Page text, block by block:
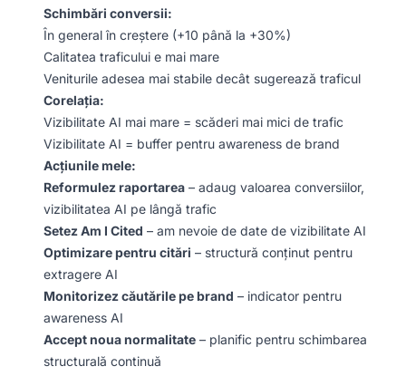
Schimbări conversii:
În general în creștere (+10 până la +30%)
Calitatea traficului e mai mare
Veniturile adesea mai stabile decât sugerează traficul
Corelația:
Vizibilitate AI mai mare = scăderi mai mici de trafic
Vizibilitate AI = buffer pentru awareness de brand
Acțiunile mele:
Reformulez raportarea – adaug valoarea conversiilor,
vizibilitatea AI pe lângă trafic
Setez Am I Cited – am nevoie de date de vizibilitate AI
Optimizare pentru citări – structură conținut pentru
extragere AI
Monitorizez căutările pe brand – indicator pentru
awareness AI
Accept noua normalitate – planific pentru schimbarea
structurală continuă